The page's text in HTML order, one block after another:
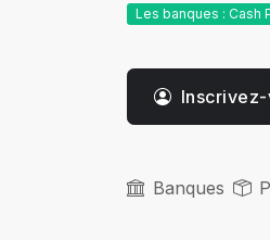
Les banques : Cash
Banques